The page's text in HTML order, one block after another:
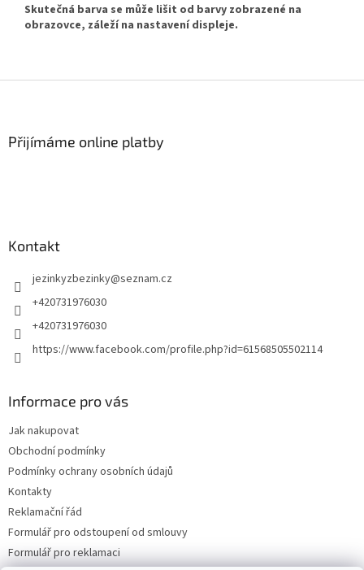
Skutečná barva se může lišit od barvy zobrazené na
obrazovce, záleží na nastavení displeje.
Přijímáme online platby
Kontakt
jezinkyzbezinky@seznam.cz
+420731976030
+420731976030
https://www.facebook.com/profile.php?id=61568505502114
Informace pro vás
Jak nakupovat
Obchodní podmínky
Podmínky ochrany osobních údajů
Kontakty
Reklamační řád
Formulář pro odstoupení od smlouvy
Formulář pro reklamaci